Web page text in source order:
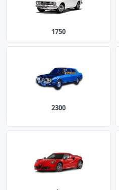
1750
2300